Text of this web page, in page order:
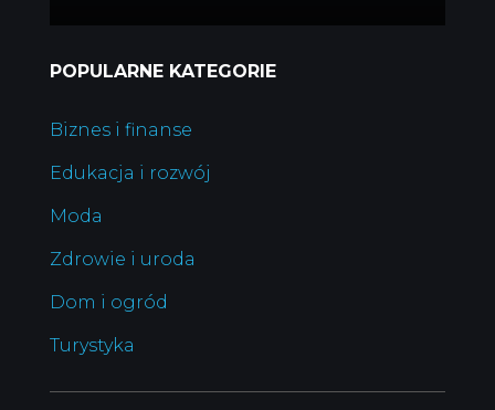
POPULARNE KATEGORIE
Biznes i finanse
Edukacja i rozwój
Moda
Zdrowie i uroda
Dom i ogród
Turystyka